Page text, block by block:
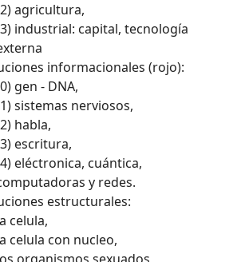
agricultura,
industrial: capital, tecnología
informacionales (rojo):
gen - DNA,
sistemas nerviosos,
habla,
escritura,
eléctronica, cuántica,
y redes.
estructurales:
celula,
celula con nucleo,